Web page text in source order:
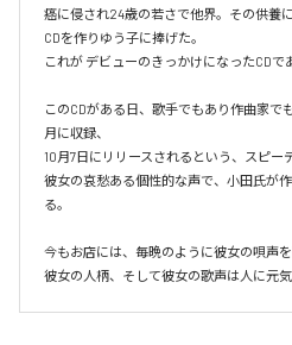
癌に侵され24歳の若さで他界。その供養
CDを作りゆう子に捧げた。
これが デビューのきっかけになったCDで
このCDがある日、歌手でもあり作曲家で
月に収録、
10月7日にリリースされるという、スピー
彼女の哀愁ある個性的な声で、小田氏が
る。
今もお店には、毎晩のように彼女の唄声を
彼女の人柄、そして彼女の歌声は人に元